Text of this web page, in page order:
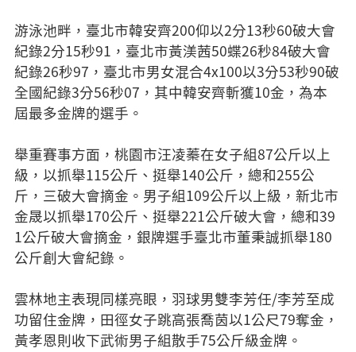
游泳池畔，臺北市韓安齊200仰以2分13秒60破大會
紀錄2分15秒91，臺北市黃渼茜50蝶26秒84破大會
紀錄26秒97，臺北市男女混合4x100以3分53秒90破
全國紀錄3分56秒07，其中韓安齊斬獲10金，為本
屆最多金牌的選手。
舉重賽事方面，桃園市汪凌蓁在女子組87公斤以上
級，以抓舉115公斤、挺舉140公斤，總和255公
斤，三破大會摘金。男子組109公斤以上級，新北市
金晟以抓舉170公斤、挺舉221公斤破大會，總和39
1公斤破大會摘金，銀牌選手臺北市董秉誠抓舉180
公斤創大會紀錄。
雲林地主表現同樣亮眼，羽球男雙李芳任/李芳至成
功留住金牌，田徑女子跳高張喬茵以1公尺79奪金，
黃孝恩則收下武術男子組散手75公斤級金牌。